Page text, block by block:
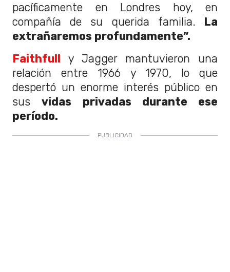
pacíficamente en Londres hoy, en
compañía de su querida familia. La
extrañaremos profundamente”.
Faithfull
y Jagger mantuvieron una
relación entre 1966 y 1970, lo que
despertó un enorme interés público en
susvidas privadas durante ese
período.